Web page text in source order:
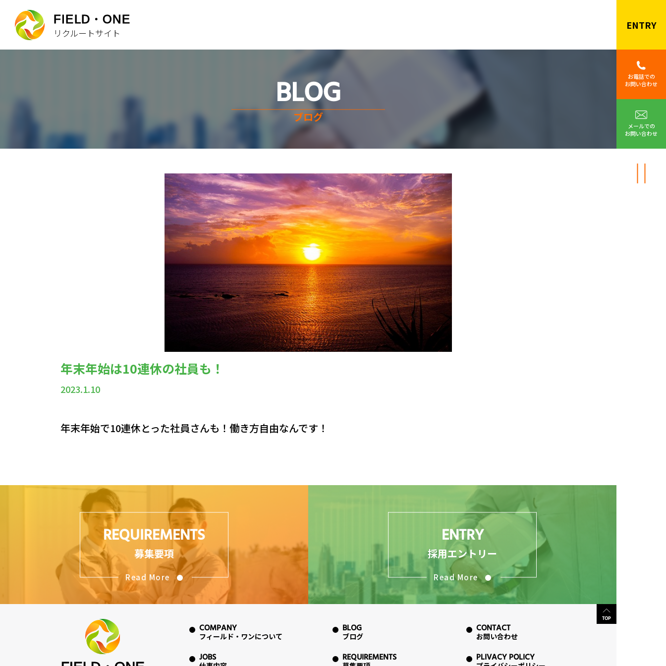
BLOG
ブログ
年末年始は10連休の社員も！
2023.1.10
年末年始で10連休とった社員さんも！働き方自由なんです！
REQUIREMENTS
募集要項
Read More
ENTRY
採用エントリー
Read More
TOP
COMPANY
フィールド・ワンについて
JOBS
BLOG
ブログ
REQUIREMENTS
CONTACT
お問い合わせ
PLIVACY POLICY
FIELD・ONE
リクルートサイト
ENTRY
お電話での
お問い合わせ
メールでの
お問い合わせ